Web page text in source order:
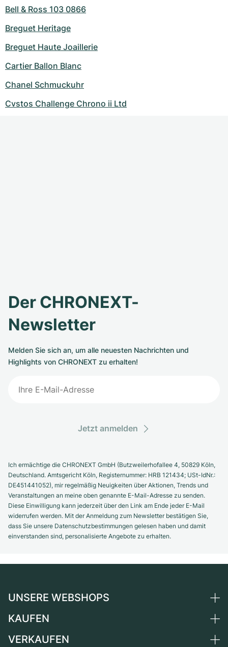
Bell & Ross 103 0866
Breguet Heritage
Breguet Haute Joaillerie
Cartier Ballon Blanc
Chanel Schmuckuhr
Cvstos Challenge Chrono ii Ltd
Der CHRONEXT-
Newsletter
Melden Sie sich an, um alle neuesten Nachrichten und
Highlights von CHRONEXT zu erhalten!
Jetzt anmelden
Ich ermächtige die CHRONEXT GmbH (Butzweilerhofallee 4, 50829 Köln,
Deutschland. Amtsgericht Köln, Registernummer: HRB 121434; USt-IdNr.:
DE451441052), mir regelmäßig Neuigkeiten über Aktionen, Trends und
Veranstaltungen an meine oben genannte E-Mail-Adresse zu senden.
Diese Einwilligung kann jederzeit über den Link am Ende jeder E-Mail
widerrufen werden. Mit der Anmeldung zum Newsletter bestätigen Sie,
dass Sie unsere Datenschutzbestimmungen gelesen haben und damit
einverstanden sind, personalisierte Angebote zu erhalten.
UNSERE WEBSHOPS
Deutschland
KAUFEN
Alle Luxusuhren
VERKAUFEN